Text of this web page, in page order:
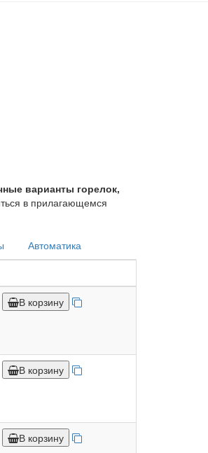
варианты горелок,
в прилагающемся
Автоматика
В корзину
В корзину
В корзину